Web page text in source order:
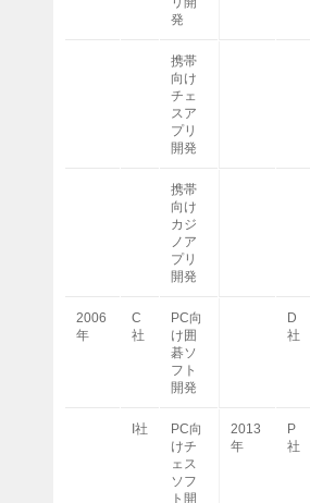
発
携帯
向け
チェ
スア
プリ
開発
携帯
向け
カジ
ノア
プリ
開発
2006
年
C
社
PC向
け囲
碁ソ
フト
開発
D
社
I社
PC向
けチ
ェス
ソフ
ト開
2013
年
P
社